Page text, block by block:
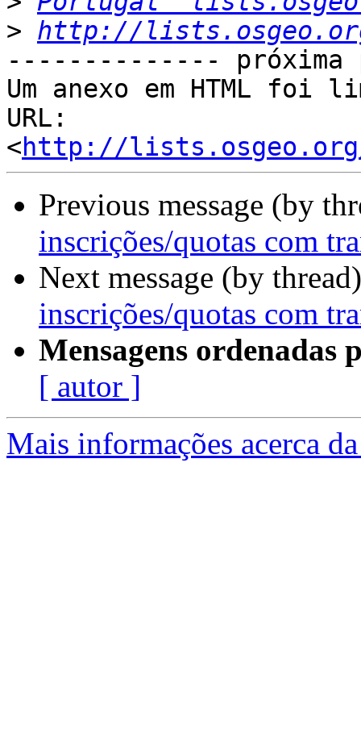
> http://
--------------
Um anexo em HTML foi
URL:
<http://lists.osgeo.org/
Previous message (by
inscrições/quotas com
Next message (by
inscrições/quotas com
Mensagens ordenadas
[ autor ]
Mais informações acerca